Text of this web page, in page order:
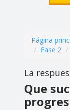
Página
Fase 2
La
Que